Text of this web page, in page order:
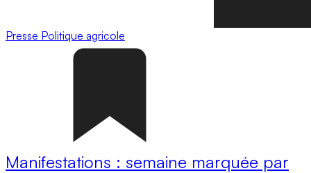
Presse Politique agricole
Manifestations : semaine marquée par